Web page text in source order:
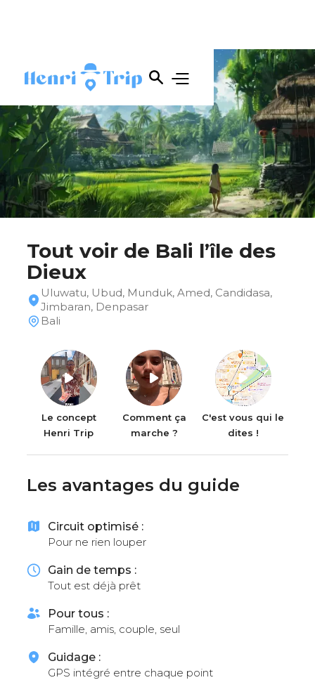
Tout voir de Bali l’île des
Dieux
Uluwatu, Ubud, Munduk, Amed, Candidasa,
Jimbaran, Denpasar
Bali
Le concept
Henri Trip
Comment ça
marche ?
C'est vous qui le
dites !
Les avantages du guide
Circuit optimisé :
Pour ne rien louper
Gain de temps :
Tout est déjà prêt
Pour tous :
Famille, amis, couple, seul
Guidage :
GPS intégré entre chaque point